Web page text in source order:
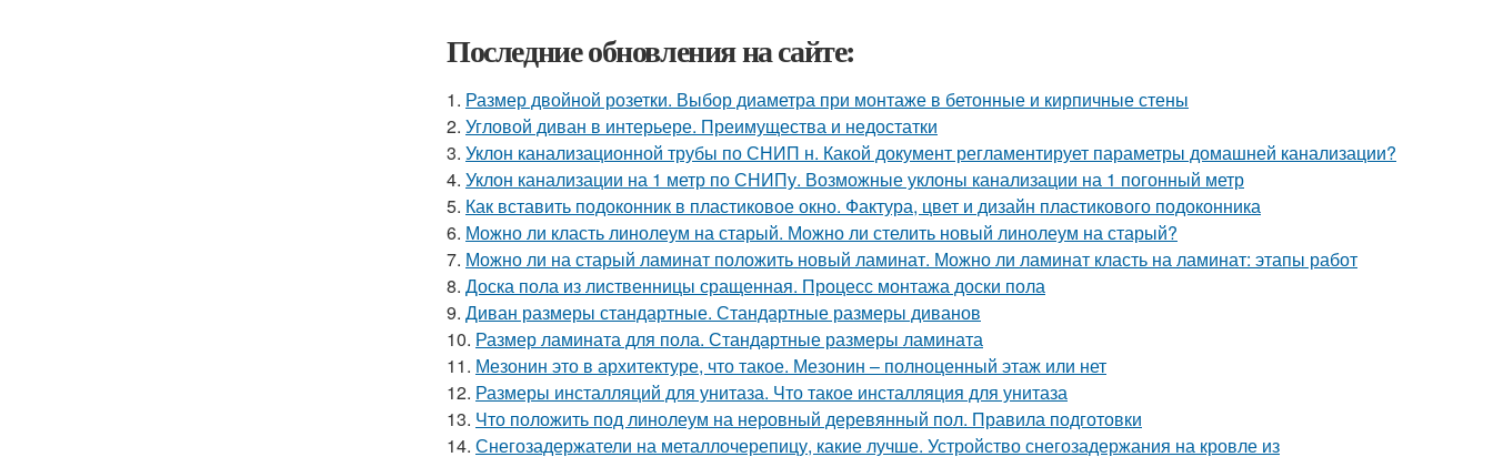
Последние обновления на сайте:
1. Размер двойной розетки. Выбор диаметра при монтаже в бетонные и кирпичные стены
2. Угловой диван в интерьере. Преимущества и недостатки
3. Уклон канализационной трубы по СНИП н. Какой документ регламентирует параметры домашней канализации?
4. Уклон канализации на 1 метр по СНИПу. Возможные уклоны канализации на 1 погонный метр
5. Как вставить подоконник в пластиковое окно. Фактура, цвет и дизайн пластикового подоконника
6. Можно ли класть линолеум на старый. Можно ли стелить новый линолеум на старый?
7. Можно ли на старый ламинат положить новый ламинат. Можно ли ламинат класть на ламинат: этапы работ
8. Доска пола из лиственницы сращенная. Процесс монтажа доски пола
9. Диван размеры стандартные. Стандартные размеры диванов
10. Размер ламината для пола. Стандартные размеры ламината
11. Мезонин это в архитектуре, что такое. Мезонин – полноценный этаж или нет
12. Размеры инсталляций для унитаза. Что такое инсталляция для унитаза
13. Что положить под линолеум на неровный деревянный пол. Правила подготовки
14. Снегозадержатели на металлочерепицу, какие лучше. Устройство снегозадержания на кровле из